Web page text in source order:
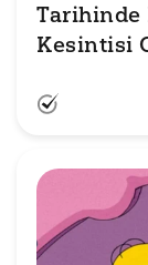
Tarihinde
Kesintisi